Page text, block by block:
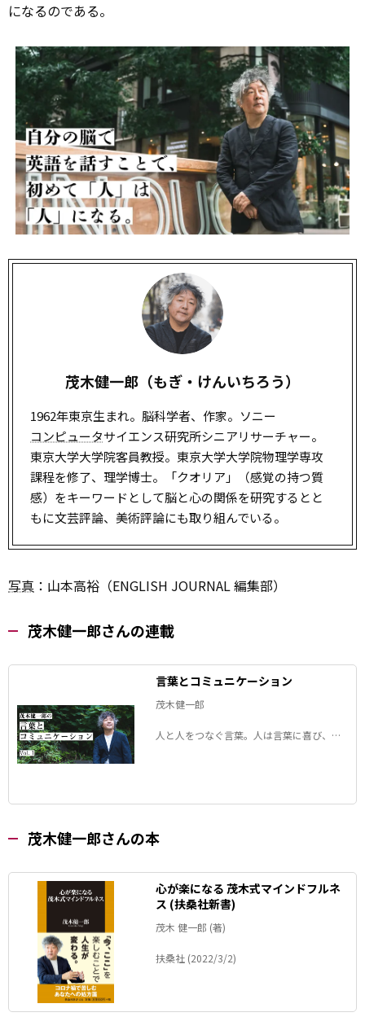
になるのである。
茂木健一郎（もぎ・けんいちろう）
1962年東京生まれ。脳科学者、作家。ソニー
コンピュータサイエンス研究所シニアリサーチャー。
東京大学大学院客員教授。東京大学大学院物理学専攻
課程を修了、理学博士。「クオリア」（感覚の持つ質
感）をキーワードとして脳と心の関係を研究するとと
もに文芸評論、美術評論にも取り組んでいる。
写真 ：山本高裕（ENGLISH JOURNAL 編集部）
茂木健一郎さんの連載
言葉とコミュニケーション
茂木健一郎
人と人をつなぐ言葉。人は言葉に喜び、ま
ませんか。
茂木健一郎さんの本
心が楽になる 茂木式マインドフルネ
ス (扶桑社新書)
茂木 健一郎 (著)
扶桑社 (2022/3/2)